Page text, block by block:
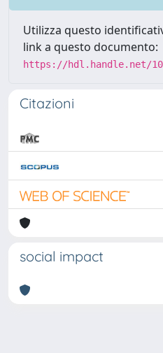
Utilizza questo
link a questo documento:
https://hdl.handle.net/
Citazioni
social impact